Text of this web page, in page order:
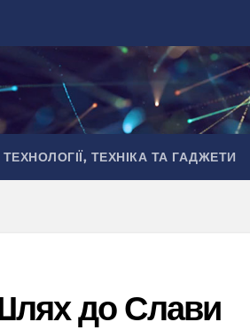
ТЕХНОЛОГІЇ, ТЕХНІКА ТА ГАДЖЕТИ
до Слави